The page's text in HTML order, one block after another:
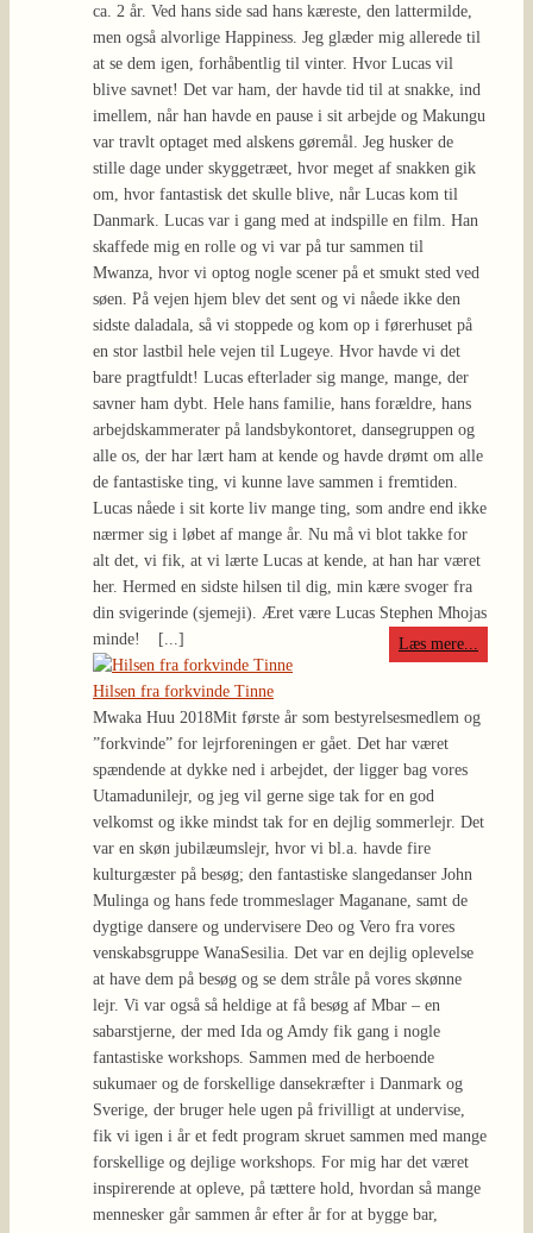
ca. 2 år. Ved hans side sad hans kæreste, den lattermilde,
men også alvorlige Happiness. Jeg glæder mig allerede til
at se dem igen, forhåbentlig til vinter. Hvor Lucas vil
blive savnet! Det var ham, der havde tid til at snakke, ind
imellem, når han havde en pause i sit arbejde og Makungu
var travlt optaget med alskens gøremål. Jeg husker de
stille dage under skyggetræet, hvor meget af snakken gik
om, hvor fantastisk det skulle blive, når Lucas kom til
Danmark. Lucas var i gang med at indspille en film. Han
skaffede mig en rolle og vi var på tur sammen til
Mwanza, hvor vi optog nogle scener på et smukt sted ved
søen. På vejen hjem blev det sent og vi nåede ikke den
sidste daladala, så vi stoppede og kom op i førerhuset på
en stor lastbil hele vejen til Lugeye. Hvor havde vi det
bare pragtfuldt! Lucas efterlader sig mange, mange, der
savner ham dybt. Hele hans familie, hans forældre, hans
arbejdskammerater på landsbykontoret, dansegruppen og
alle os, der har lært ham at kende og havde drømt om alle
de fantastiske ting, vi kunne lave sammen i fremtiden.
Lucas nåede i sit korte liv mange ting, som andre end ikke
nærmer sig i løbet af mange år. Nu må vi blot takke for
alt det, vi fik, at vi lærte Lucas at kende, at han har været
her. Hermed en sidste hilsen til dig, min kære svoger fra
din svigerinde (sjemeji). Æret være Lucas Stephen Mhojas
minde!
[...] Læs mere...
Hilsen fra forkvinde Tinne
Mwaka Huu 2018Mit første år som bestyrelsesmedlem og
”forkvinde” for lejrforeningen er gået. Det har været
spændende at dykke ned i arbejdet, der ligger bag vores
Utamadunilejr, og jeg vil gerne sige tak for en god
velkomst og ikke mindst tak for en dejlig sommerlejr. Det
var en skøn jubilæumslejr, hvor vi bl.a. havde fire
kulturgæster på besøg; den fantastiske slangedanser John
Mulinga og hans fede trommeslager Maganane, samt de
dygtige dansere og undervisere Deo og Vero fra vores
venskabsgruppe WanaSesilia. Det var en dejlig oplevelse
at have dem på besøg og se dem stråle på vores skønne
lejr. Vi var også så heldige at få besøg af Mbar – en
sabarstjerne, der med Ida og Amdy fik gang i nogle
fantastiske workshops. Sammen med de herboende
sukumaer og de forskellige dansekræfter i Danmark og
Sverige, der bruger hele ugen på frivilligt at undervise,
fik vi igen i år et fedt program skruet sammen med mange
forskellige og dejlige workshops. For mig har det været
inspirerende at opleve, på tættere hold, hvordan så mange
mennesker går sammen år efter år for at bygge bar,